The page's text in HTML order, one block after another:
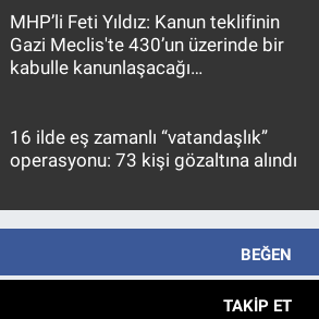
MHP’li Feti Yıldız: Kanun teklifinin
Gazi Meclis'te 430’un üzerinde bir
kabulle kanunlaşacağı
16 ilde eş zamanlı “vatandaşlık”
operasyonu: 73 kişi gözaltına alındı
BEĞEN
TAKIP ET